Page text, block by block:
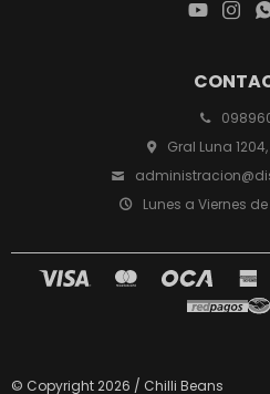
Gral Luna
Lunes a Viernes
 
© Copyright 2026 / Chilli Beans